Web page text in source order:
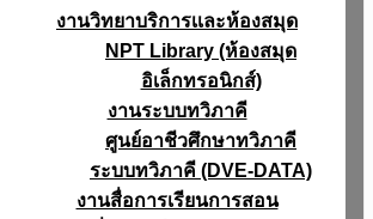
งานวิทยาบริการเเละห้องสมุด
NPT Library (ห้องสมุด
อิเล็กทรอนิกส์)
งานระบบทวิภาคี
ศูนย์อาชีวศึกษาทวิภาคี
ระบบทวิภาคี (DVE-DATA)
งานสื่อการเรียนการสอน